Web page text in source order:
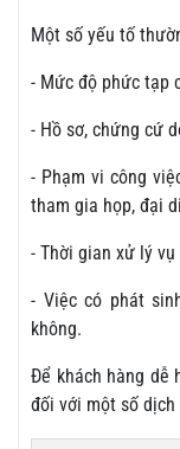
Một số yếu tố
- Mức độ phức tạp
- Hồ sơ, chứng cứ
- Phạm vi công
tham gia họp, đại
- Thời gian xử lý vụ
- Việc có phát
không.
Để khách hàng dễ
đối với một số dịch